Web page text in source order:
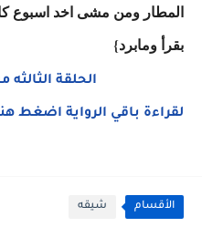
المطار ومن مشى اخد اسبوع
بقرأ ومابرد}
الحلقة الثالثه
لقراءة باقي الرواية اضغط
الأقسام شيقه